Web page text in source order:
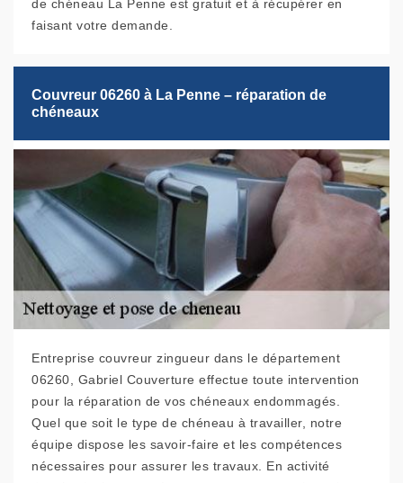
de chéneau La Penne est gratuit et à récupérer en
faisant votre demande.
Couvreur 06260 à La Penne – réparation de
chéneaux
Entreprise couvreur zingueur dans le département
06260, Gabriel Couverture effectue toute intervention
pour la réparation de vos chéneaux endommagés.
Quel que soit le type de chéneau à travailler, notre
équipe dispose les savoir-faire et les compétences
nécessaires pour assurer les travaux. En activité